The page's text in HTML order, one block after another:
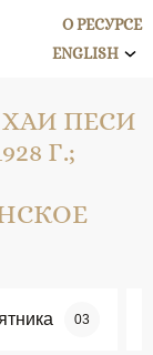
О РЕСУРСЕ
ENGLISH
ПЕСИ
Г.;
03